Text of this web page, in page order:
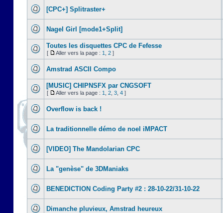
[CPC+] Splitraster+
Nagel Girl [mode1+Split]
Toutes les disquettes CPC de Fefesse
[ Aller vers la page : 1 2 ]
Amstrad ASCII Compo
[MUSIC] CHIPNSFX par CNGSOFT
[ Aller vers la page : 1 2 3 4 ]
Overflow is back !
La traditionnelle démo de noel iMPACT
[VIDEO] The Mandolarian CPC
La "genèse" de 3DManiaks
BENEDICTION Coding Party #2 : 28-10-22/31-10-22
Dimanche pluvieux, Amstrad heureux